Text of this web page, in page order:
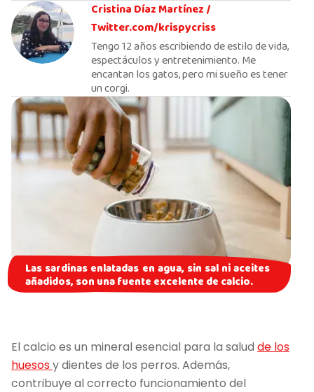
Cristina Díaz Martínez /
Twitter.com/krispycriss
Tengo 12 años escribiendo de estilo de vida,
espectáculos y entretenimiento. Me
encantan los gatos, pero mi sueño es tener
un corgi.
Las sardinas enlatadas en agua, sin sal ni aceites
añadidos, son una fuente excelente de calcio.
El calcio es un mineral esencial para la salud de los
huesosy dientes de los perros. Además,
contribuye al correcto funcionamiento del